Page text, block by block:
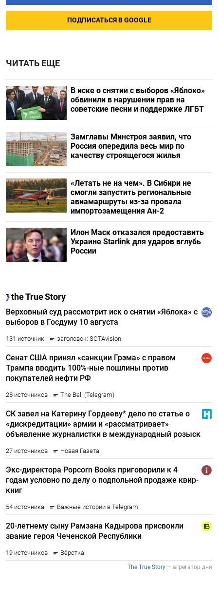
ПОДПИСАТЬСЯ В GOOGLE
ЧИТАТЬ ЕЩЕ
В иске о снятии с выборов «Яблоко»
обвинили в нарушении прав на
советские песни и поддержке ЛГБТ
Замглавы Минстроя заявил, что
Россия опередила весь мир по
качеству строящегося жилья
«Летать не на чем». В Сибири не
смогли запустить региональные
авиамаршруты из-за провала
импортозамещения Ан-2
Илон Маск отказался предоставить
Украине Starlink для ударов вглубь
России